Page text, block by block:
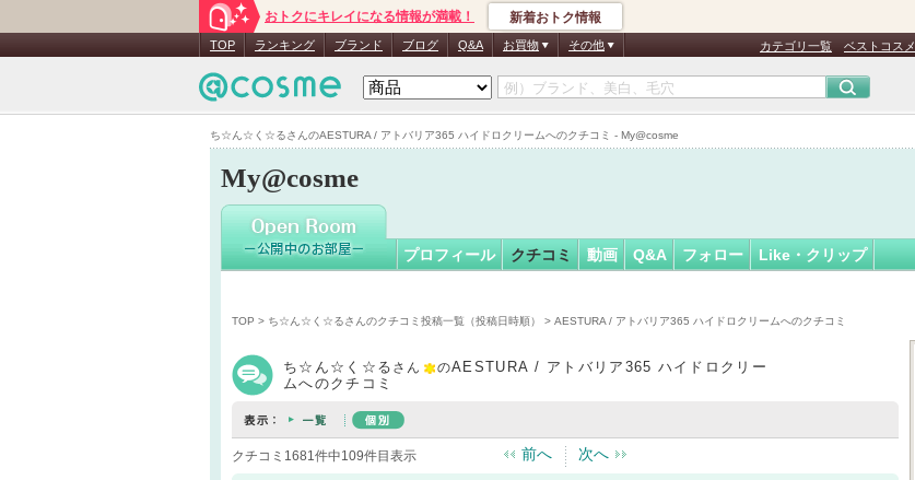
ち☆ん☆く☆るさんのAESTURA / アトバリア365 ハイドロクリームへのクチコミ - My@cosme
おトクにキレイになる情報が満載！ 新着おトク情報
TOP ランキング ブランド ブログ Q&A お買物 その他 カテゴリ一覧 ベストコスメ
My@cosme
ち☆ん☆く☆るさん
認
証
プロフィール クチコミ 動画 Q&A フォロー Like・クリップ
TOP > ち☆ん☆く☆るさんのクチコミ投稿一覧（投稿日時順） > AESTURA / アトバリア365 ハイドロクリームへのクチコミ
ち☆ん☆く☆る さん のAESTURA / アトバリア365 ハイドロクリー
ムへのクチコミ
クチコミ1681件中109件目表示 前へ 次へ